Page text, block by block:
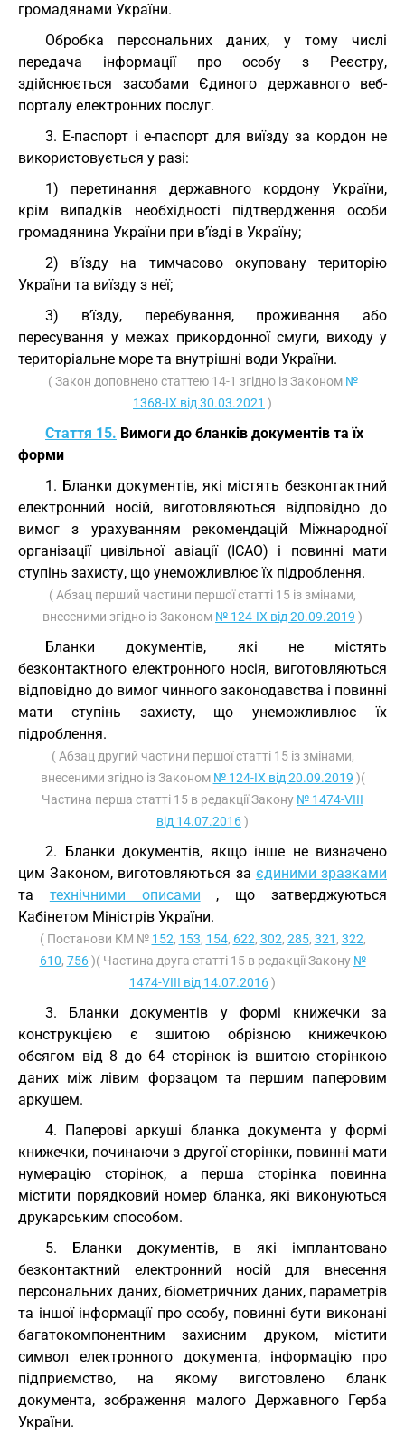
громадянами України.
Обробка персональних даних, у тому числі
передача інформації про особу з Реєстру,
здійснюється засобами Єдиного державного веб-
порталу електронних послуг.
3. Е-паспорт і е-паспорт для виїзду за кордон не
використовується у разі:
1) перетинання державного кордону України,
крім випадків необхідності підтвердження особи
громадянина України при в’їзді в Україну;
2) в’їзду на тимчасово окуповану територію
України та виїзду з неї;
3) в’їзду, перебування, проживання або
пересування у межах прикордонної смуги, виходу у
територіальне море та внутрішні води України.
( Закон доповнено статтею 14-1 згідно із Законом №
1368-IX від 30.03.2021 )
Стаття 15. Вимоги до бланків документів та їх
форми
1. Бланки документів, які містять безконтактний
електронний носій, виготовляються відповідно до
вимог з урахуванням рекомендацій Міжнародної
організації цивільної авіації (ICAO) і повинні мати
ступінь захисту, що унеможливлює їх підроблення.
( Абзац перший частини першої статті 15 із змінами,
внесеними згідно із Законом № 124-IX від 20.09.2019 )
Бланки документів, які не містять
безконтактного електронного носія, виготовляються
відповідно до вимог чинного законодавства і повинні
мати ступінь захисту, що унеможливлює їх
підроблення.
( Абзац другий частини першої статті 15 із змінами,
внесеними згідно із Законом № 124-IX від 20.09.2019 )(
Частина перша статті 15 в редакції Закону № 1474-VIII
від 14.07.2016)
2. Бланки документів, якщо інше не визначено
цим Законом, виготовляються за єдиними зразками
та технічними описами , що затверджуються
Кабінетом Міністрів України.
( Постанови КМ № 152, 153, 154, 622, 302, 285, 321 , 322,
610, 756)( Частина друга статті 15 в редакції Закону №
1474-VIII від 14.07.2016)
3. Бланки документів у формі книжечки за
конструкцією є зшитою обрізною книжечкою
обсягом від 8 до 64 сторінок із вшитою сторінкою
даних між лівим форзацом та першим паперовим
аркушем.
4. Паперові аркуші бланка документа у формі
книжечки, починаючи з другої сторінки, повинні мати
нумерацію сторінок, а перша сторінка повинна
містити порядковий номер бланка, які виконуються
друкарським способом.
5. Бланки документів, в які імплантовано
безконтактний електронний носій для внесення
персональних даних, біометричних даних, параметрів
та іншої інформації про особу, повинні бути виконані
багатокомпонентним захисним друком, містити
символ електронного документа, інформацію про
підприємство, на якому виготовлено бланк
документа, зображення малого Державного Герба
України.